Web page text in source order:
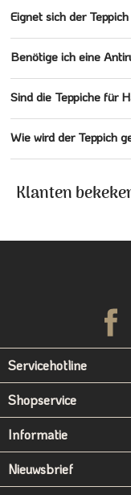
Eignet sich der
Benötige ich eine
Sind die Teppiche für
Wie wird der Teppich
Klanten
Servicehotline
Shopservice
Informatie
Nieuwsbrief